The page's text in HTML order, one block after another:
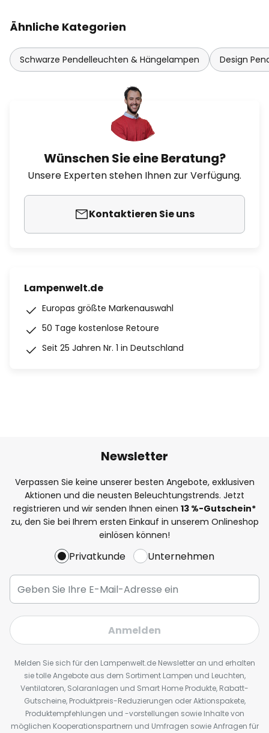
Ähnliche Kategorien
Schwarze Pendelleuchten & Hängelampen Design
Wünschen Sie eine Beratung?
Unsere Experten stehen Ihnen zur Verfügung.
Kontaktieren Sie uns
Lampenwelt.de
Europas größte Markenauswahl
50 Tage kostenlose Retoure
Seit 25 Jahren Nr. 1 in Deutschland
Newsletter
Verpassen Sie keine unserer besten Angebote, exklusiven
Aktionen und die neusten Beleuchtungstrends. Jetzt
registrieren und wir senden Ihnen einen 13 %-Gutschein*
zu, den Sie bei Ihrem ersten Einkauf in unserem Onlineshop
einlösen können!
Privatkunde Unternehmen
Anmelden
Melden Sie sich für den Lampenwelt.de Newsletter an und erhalten
sie tolle Angebote aus dem Sortiment Lampen und Leuchten,
Ventilatoren, Solaranlagen und Smart Home Produkte, Rabatt-
Gutscheine, Produktpreis-Reduzierungen oder Aktionspakete,
Produktempfehlungen und -vorstellungen sowie Inhalte von
möglichen Kooperationspartnern und Umfragen sowie Anfragen für